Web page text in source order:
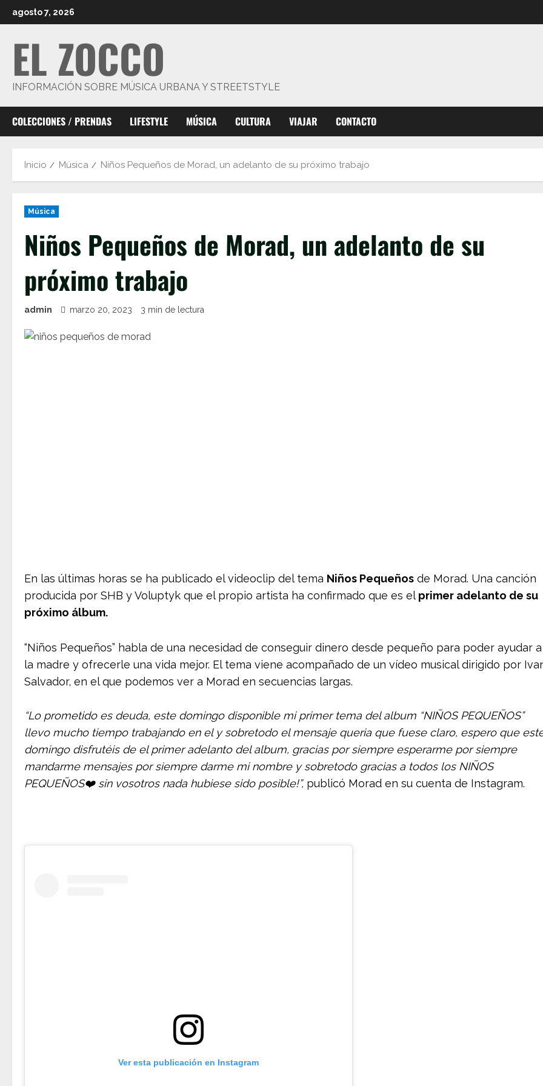
al
agosto 7, 2026
EL ZOCCO
INFORMACIÓN SOBRE MÚSICA URBANA Y STREETSTYLE
COLECCIONES / PRENDAS LIFESTYLE MÚSICA CULTURA VIAJAR CONTACTO
Inicio Música Niños Pequeños de Morad, un adelanto de su próximo trabajo
Música
Niños Pequeños de Morad, un adelanto de su
próximo trabajo
admin marzo 20, 2023 3 min de lectura
En las últimas horas se ha publicado el videoclip del tema Niños Pequeños de Morad. Una canción
producida por SHB y Voluptyk que el propio artista ha confirmado que es el primer adelanto de su
próximo álbum.
“Niños Pequeños” habla de una necesidad de conseguir dinero desde pequeño para poder ayudar a
la madre y ofrecerle una vida mejor. El tema viene acompañado de un vídeo musical dirigido por
Salvador, en el que podemos ver a Morad en secuencias largas.
“Lo prometido es deuda, este domingo disponible mi primer tema del album “NIÑOS PEQUEÑOS”
llevo mucho tiempo trabajando en el y sobretodo el mensaje queria que fuese claro, espero que
domingo disfrutéis de el primer adelanto del album, gracias por siempre esperarme por siempre
mandarme mensajes por siempre darme mi nombre y sobretodo gracias a todos los NIÑOS
PEQUEÑOS❤️ sin vosotros nada hubiese sido posible!”, publicó Morad en su cuenta de Instagram.
Ver esta publicación en Instagram